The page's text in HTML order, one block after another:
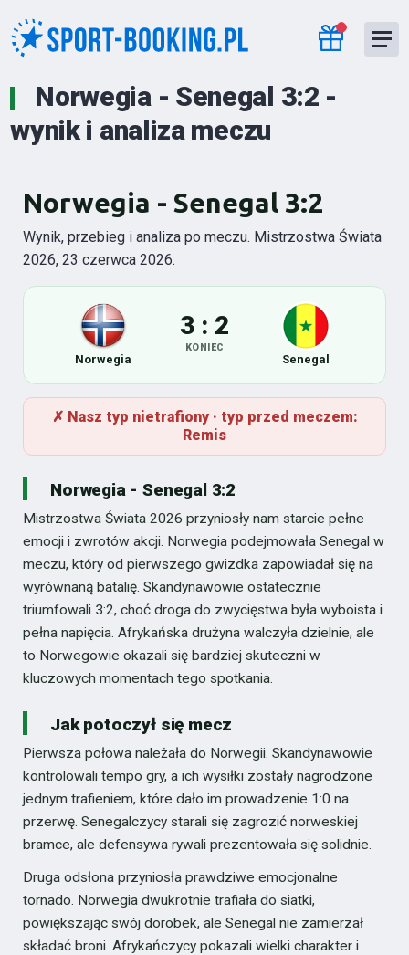
Norwegia - Senegal 3:2 -
wynik i analiza meczu
Norwegia - Senegal 3:2
Wynik, przebieg i analiza po meczu. Mistrzostwa Świata
2026, 23 czerwca 2026.
Norwegia
3 : 2
KONIEC
Senegal
✗ Nasz typ nietrafiony · typ przed meczem:
Remis
Norwegia - Senegal 3:2
Mistrzostwa Świata 2026 przyniosły nam starcie pełne
emocji i zwrotów akcji. Norwegia podejmowała Senegal w
meczu, który od pierwszego gwizdka zapowiadał się na
wyrównaną batalię. Skandynawowie ostatecznie
triumfowali 3:2, choć droga do zwycięstwa była wyboista i
pełna napięcia. Afrykańska drużyna walczyła dzielnie, ale
to Norwegowie okazali się bardziej skuteczni w
kluczowych momentach tego spotkania.
Jak potoczył się mecz
Pierwsza połowa należała do Norwegii. Skandynawowie
kontrolowali tempo gry, a ich wysiłki zostały nagrodzone
jednym trafieniem, które dało im prowadzenie 1:0 na
przerwę. Senegalczycy starali się zagrozić norweskiej
bramce, ale defensywa rywali prezentowała się solidnie.
Druga odsłona przyniosła prawdziwe emocjonalne
tornado. Norwegia dwukrotnie trafiała do siatki,
powiększając swój dorobek, ale Senegal nie zamierzał
składać broni. Afrykańczycy pokazali wielki charakter i